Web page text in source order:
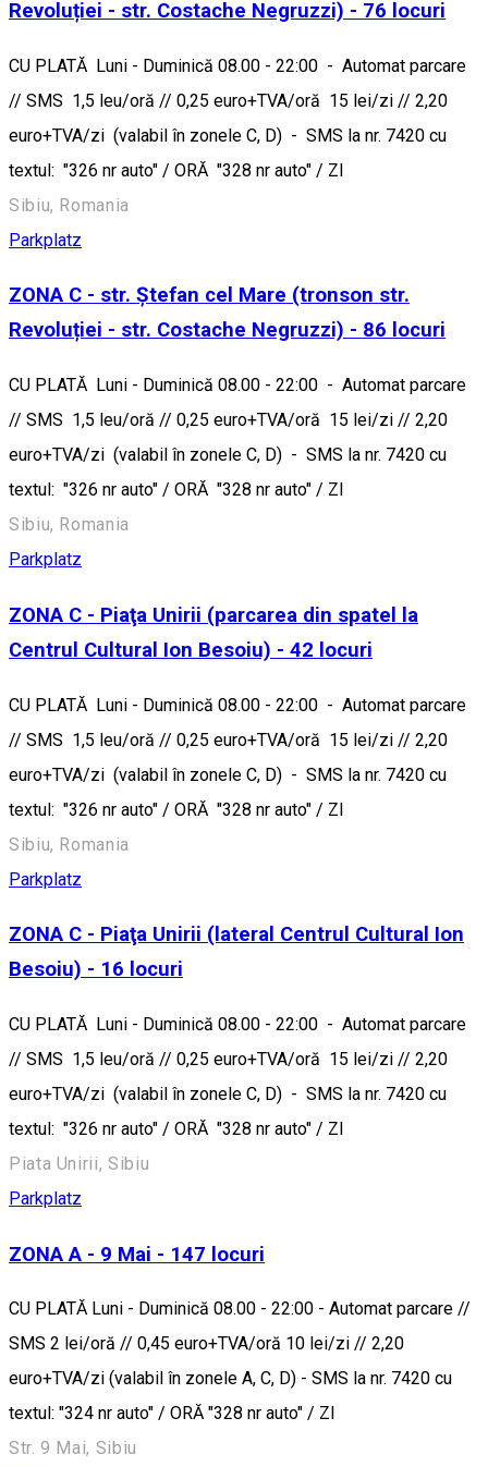
Revoluției - str. Costache Negruzzi) - 76 locuri
CU PLATĂ Luni - Duminică 08.00 - 22:00 - Automat parcare
// SMS 1,5 leu/oră // 0,25 euro+TVA/oră 15 lei/zi // 2,20
euro+TVA/zi (valabil în zonele C, D) - SMS la nr. 7420 cu
textul: "326 nr auto" / ORĂ "328 nr auto" / ZI
Sibiu, Romania
Parkplatz
ZONA C - str. Ștefan cel Mare (tronson str.
Revoluției - str. Costache Negruzzi) - 86 locuri
CU PLATĂ Luni - Duminică 08.00 - 22:00 - Automat parcare
// SMS 1,5 leu/oră // 0,25 euro+TVA/oră 15 lei/zi // 2,20
euro+TVA/zi (valabil în zonele C, D) - SMS la nr. 7420 cu
textul: "326 nr auto" / ORĂ "328 nr auto" / ZI
Sibiu, Romania
Parkplatz
ZONA C - Piaţa Unirii (parcarea din spatel la
Centrul Cultural Ion Besoiu) - 42 locuri
CU PLATĂ Luni - Duminică 08.00 - 22:00 - Automat parcare
// SMS 1,5 leu/oră // 0,25 euro+TVA/oră 15 lei/zi // 2,20
euro+TVA/zi (valabil în zonele C, D) - SMS la nr. 7420 cu
textul: "326 nr auto" / ORĂ "328 nr auto" / ZI
Sibiu, Romania
Parkplatz
ZONA C - Piaţa Unirii (lateral Centrul Cultural Ion
Besoiu) - 16 locuri
CU PLATĂ Luni - Duminică 08.00 - 22:00 - Automat parcare
// SMS 1,5 leu/oră // 0,25 euro+TVA/oră 15 lei/zi // 2,20
euro+TVA/zi (valabil în zonele C, D) - SMS la nr. 7420 cu
textul: "326 nr auto" / ORĂ "328 nr auto" / ZI
Piata Unirii, Sibiu
Parkplatz
ZONA A - 9 Mai - 147 locuri
CU PLATĂ Luni - Duminică 08.00 - 22:00 - Automat parcare //
SMS 2 lei/oră // 0,45 euro+TVA/oră 10 lei/zi // 2,20
euro+TVA/zi (valabil în zonele A, C, D) - SMS la nr. 7420 cu
textul: "324 nr auto" / ORĂ "328 nr auto" / ZI
Str. 9 Mai, Sibiu